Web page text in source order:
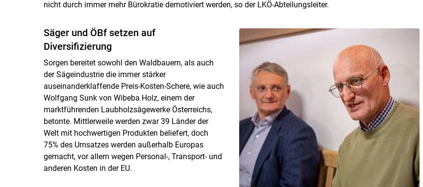
nicht durch immer mehr Bürokratie demotiviert werden, so der LKÖ-Abteilungsleiter.
Säger und ÖBf setzen auf
Diversifizierung
Sorgen bereitet sowohl den Waldbauern, als auch
der Sägeindustrie die immer stärker
auseinanderklaffende Preis-Kosten-Schere, wie auch
Wolfgang Sunk von Wibeba Holz, einem der
marktführenden Laubholzsägewerke Österreichs,
betonte. Mittlerweile werden zwar 39 Länder der
Welt mit hochwertigen Produkten beliefert, doch
75% des Umsatzes werden außerhalb Europas
gemacht, vor allem wegen Personal-, Transport- und
anderen Kosten in der EU.